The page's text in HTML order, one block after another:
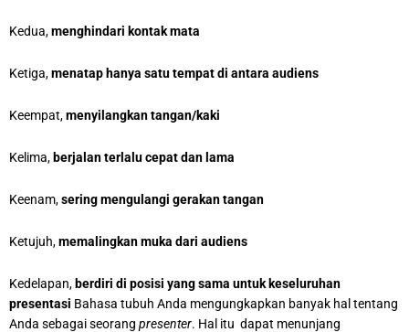
Kedua,menghindari kontak mata
Ketiga,menatap hanya satu tempat di antara audiens
Keempat,menyilangkan tangan/kaki
Kelima, berjalan terlalu cepat dan lama
Keenam,sering mengulangi gerakan tangan
Ketujuh,memalingkan muka dari audiens
Kedelapan,berdiri di posisi yang sama untuk keseluruhan
presentasi Bahasa tubuh Anda mengungkapkan banyak hal tentang
Anda sebagai seorang presenter. Hal itu dapat menunjang